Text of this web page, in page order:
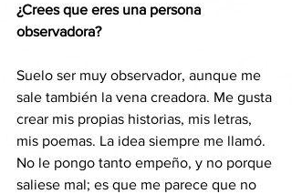
¿Crees que eres una persona
observadora?
Suelo ser muy observador, aunque me
sale también la vena creadora. Me gusta
crear mis propias historias, mis letras,
mis poemas. La idea siempre me llamó.
No le pongo tanto empeño, y no porque
saliese mal; es que me parece que no